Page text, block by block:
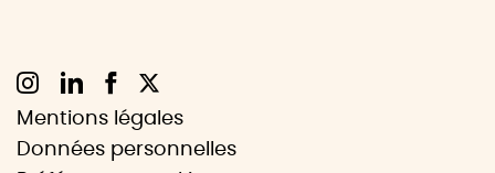
Mentions légales
Données personnelles